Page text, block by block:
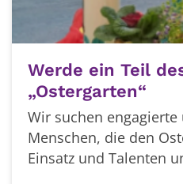
Werde ein Teil
„Ostergarten“
Wir suchen
Menschen, die den
Einsatz und Talenten